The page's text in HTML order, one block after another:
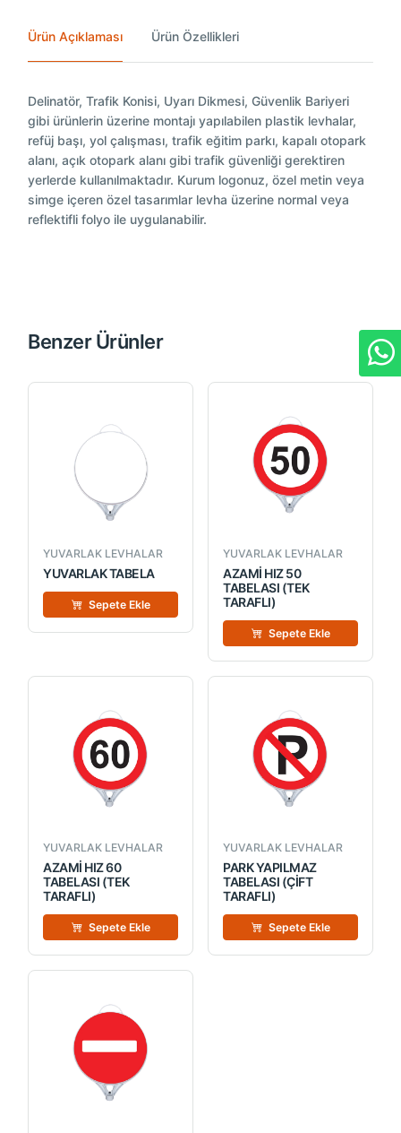
Ürün Açıklaması Ürün Özellikleri
Delinatör, Trafik Konisi, Uyarı Dikmesi, Güvenlik Bariyeri
gibi ürünlerin üzerine montajı yapılabilen plastik levhalar,
refüj başı, yol çalışması, trafik eğitim parkı, kapalı otopark
alanı, açık otopark alanı gibi trafik güvenliği gerektiren
yerlerde kullanılmaktadır. Kurum logonuz, özel metin veya
simge içeren özel tasarımlar levha üzerine normal veya
reflektifli folyo ile uygulanabilir.
Benzer Ürünler
YUVARLAK LEVHALAR
YUVARLAK TABELA
Sepete Ekle
YUVARLAK LEVHALAR
AZAMİ HIZ 50
TABELASI (TEK
TARAFLI)
Sepete Ekle
YUVARLAK LEVHALAR
AZAMİ HIZ 60
TABELASI (TEK
TARAFLI)
Sepete Ekle
YUVARLAK LEVHALAR
PARK YAPILMAZ
TABELASI (ÇİFT
TARAFLI)
Sepete Ekle